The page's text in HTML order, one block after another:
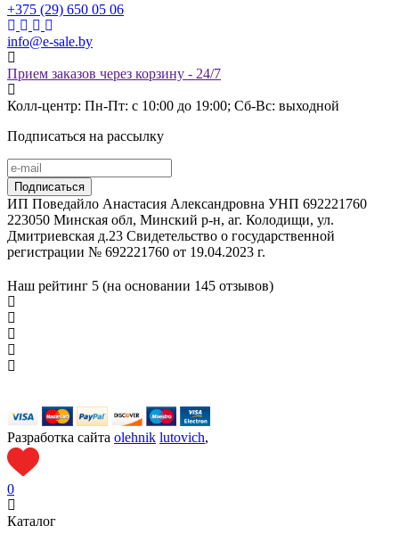
+375 (29) 650 05 06
info@e-sale.by
Прием заказов через корзину - 24/7
Колл-центр: Пн-Пт: с 10:00 до 19:00; Сб-Вс: выходной
Подписаться на рассылку
ИП Поведайло Анастасия Александровна УНП 692221760
223050 Минская обл, Минский р-н, аг. Колодищи, ул.
Дмитриевская д.23 Свидетельство о государственной
регистрации № 692221760 от 19.04.2023 г.
Наш рейтинг 5 (на основании 145 отзывов)
Разработка сайта olehnik lutovich,
0
Каталог